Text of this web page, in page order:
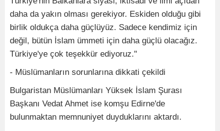
daha da yakın olması gerekiyor. Eskiden olduğu gibi
birlik oldukça daha güçlüyüz. Sadece kendimiz için
değil, bütün İslam ümmeti için daha güçlü olacağız.
Türkiye'ye çok teşekkür ediyoruz."
- Müslümanların sorunlarına dikkati çekildi
Bulgaristan Müslümanları Yüksek İslam Şurası
Başkanı Vedat Ahmet ise komşu Edirne'de
bulunmaktan memnuniyet duyduklarını aktardı.